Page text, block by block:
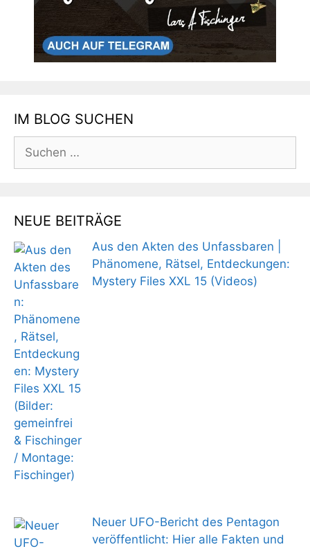
IM BLOG SUCHEN
nach:
NEUE BEITRÄGE
Aus den Akten des Unfassbaren |
Phänomene, Rätsel, Entdeckungen:
Mystery Files XXL 15 (Videos)
Neuer UFO-Bericht des Pentagon
veröffentlicht: Hier alle Fakten und